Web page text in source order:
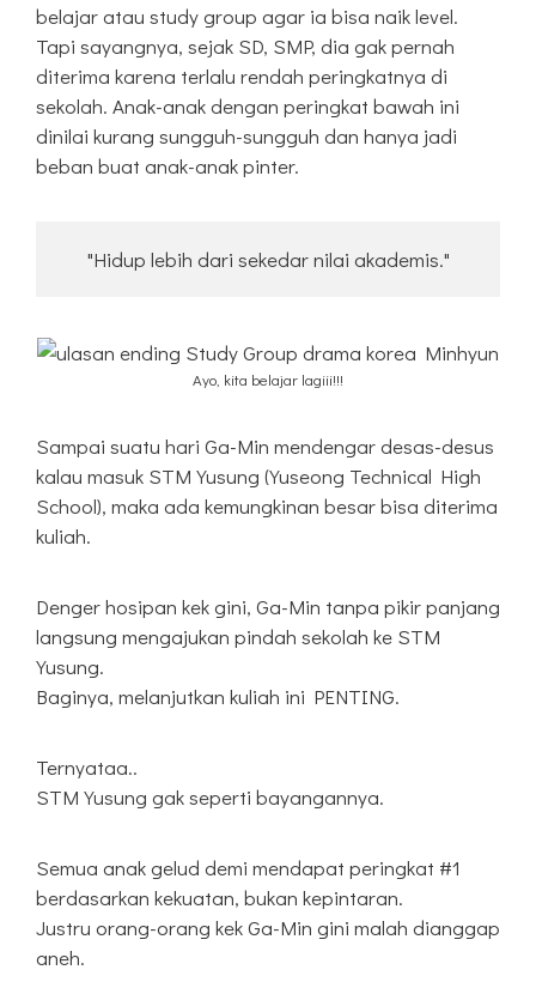
belajar atau study group agar ia bisa naik level.
Tapi sayangnya, sejak SD, SMP, dia gak pernah
diterima karena terlalu rendah peringkatnya di
sekolah. Anak-anak dengan peringkat bawah ini
dinilai kurang sungguh-sungguh dan hanya jadi
beban buat anak-anak pinter.
"Hidup lebih dari sekedar nilai akademis."
Ayo, kita belajar lagiii!!!
Sampai suatu hari Ga-Min mendengar desas-desus
kalau masuk STM Yusung (Yuseong Technical High
School), maka ada kemungkinan besar bisa diterima
kuliah.
Denger hosipan kek gini, Ga-Min tanpa pikir panjang
langsung mengajukan pindah sekolah ke STM
Yusung.
Baginya, melanjutkan kuliah ini PENTING.
Ternyataa..
STM Yusung gak seperti bayangannya.
Semua anak gelud demi mendapat peringkat #1
berdasarkan kekuatan, bukan kepintaran.
Justru orang-orang kek Ga-Min gini malah dianggap
aneh.